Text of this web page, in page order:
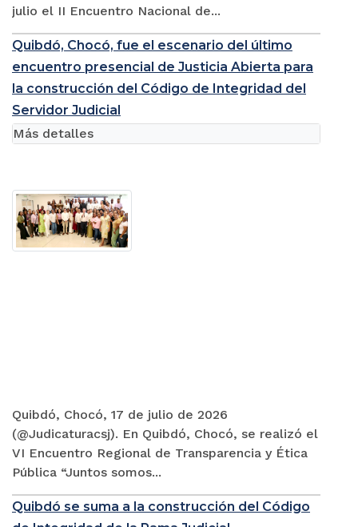
julio el II Encuentro Nacional de...
Quibdó, Chocó, fue el escenario del último
encuentro presencial de Justicia Abierta para
la construcción del Código de Integridad del
Servidor Judicial
Quibdó, Chocó, 17 de julio de 2026
(@Judicaturacsj). En Quibdó, Chocó, se realizó el
VI Encuentro Regional de Transparencia y Ética
Pública “Juntos somos...
Más detalles
Quibdó se suma a la construcción del Código